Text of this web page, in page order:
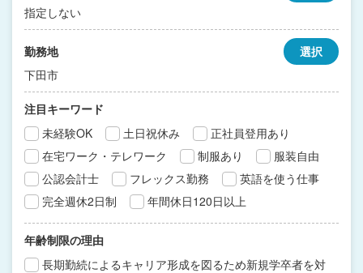
指定しない
勤務地
下田市
選択
注目キーワード
未経験OK
土日祝休み
正社員登用あり
在宅ワーク・テレワーク
制服あり
服装自由
公認会計士
フレックス勤務
英語を使う仕事
完全週休2日制
年間休日120日以上
年齢制限の理由
長期勤続によるキャリア形成を図るため新規学卒者を対